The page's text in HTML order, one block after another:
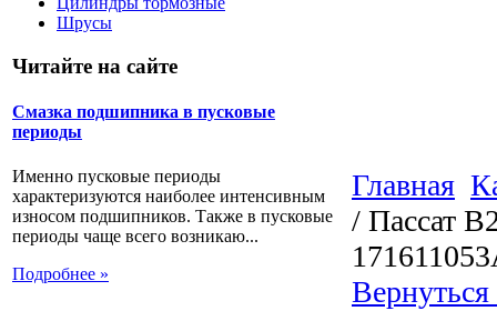
Шрусы
Читайте на сайте
Смазка подшипника в пусковые
периоды
Именно пусковые периоды
характеризуются наиболее интенсивным
износом подшипников. Также в пусковые
периоды чаще всего возникаю...
Подробнее »
Главная
/ Пассат